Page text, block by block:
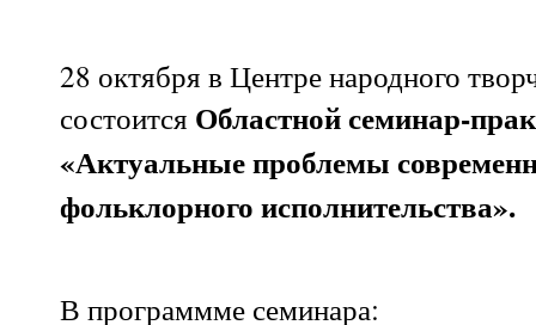
28 октября в Центре народного
состоится Областной семинар-
«Актуальные проблемы
фольклорного исполнительства».
В программме семинара: